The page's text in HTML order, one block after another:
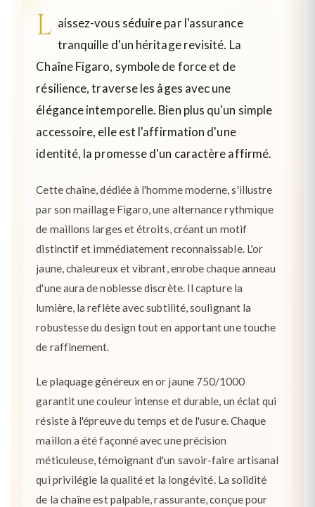
L aissez-vous séduire par l'assurance
tranquille d'un héritage revisité. La
Chaîne Figaro, symbole de force et de
résilience, traverse les âges avec une
élégance intemporelle. Bien plus qu'un simple
accessoire, elle est l'affirmation d'une
identité, la promesse d'un caractère affirmé.
Cette chaîne, dédiée à l'homme moderne, s'illustre
par son maillage Figaro, une alternance rythmique
de maillons larges et étroits, créant un motif
distinctif et immédiatement reconnaissable. L'or
jaune, chaleureux et vibrant, enrobe chaque anneau
d'une aura de noblesse discrète. Il capture la
lumière, la reflète avec subtilité, soulignant la
robustesse du design tout en apportant une touche
de raffinement.
Le plaquage généreux en or jaune 750/1000
garantit une couleur intense et durable, un éclat qui
résiste à l'épreuve du temps et de l'usure. Chaque
maillon a été façonné avec une précision
méticuleuse, témoignant d'un savoir-faire artisanal
qui privilégie la qualité et la longévité. La solidité
de la chaîne est palpable, rassurante, conçue pour